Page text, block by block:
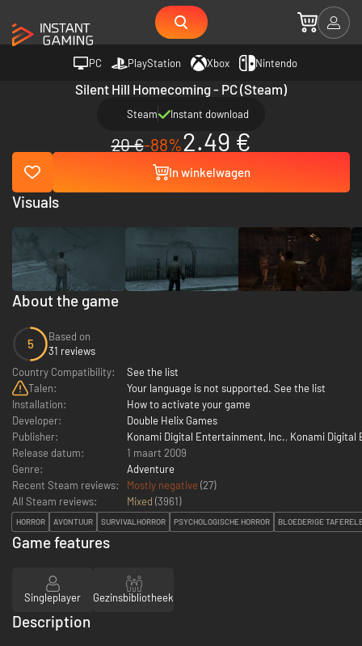
PC PlayStation Xbox Nintendo
Silent Hill Homecoming - PC (Steam)
Steam Instant download
20 €-88%2.49 €
In winkelwagen
About the game
5
Based on
31 reviews
Country Compatibility:
See the list
Talen:
Your language is not supported. See the list
Installation:
How to activate your game
Developer:
Double Helix Games
Publisher:
Konami Digital Entertainment, Inc., Konami Digital
Release datum:
1 maart 2009
Genre:
Adventure
Recent Steam reviews:
Mostly negative (27)
All Steam reviews:
Mixed (3961)
HORROR AVONTUUR SURVIVALHORROR PSYCHOLOGISCHE HORROR BLOEDERIGE
Visuals
Game features
Singleplayer Gezinsbibliotheek
Description